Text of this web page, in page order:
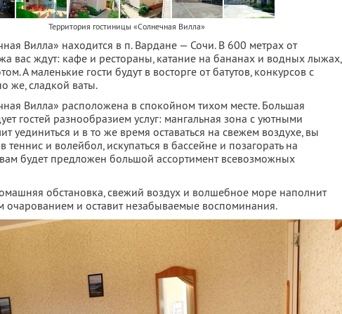
Территория гостиницы «Солнечная Вилла»
Вилла» находится в п. Вардане — Сочи. В 600 метрах от
вас ждут: кафе и рестораны, катание на бананах и водных лыжах,
А маленькие гости будут в восторге от батутов, конкурсов с
же, сладкой ваты.
Вилла» расположена в спокойном тихом месте. Большая
гостей разнообразием услуг: мангальная зона с уютными
уединиться и в то же время оставаться на свежем воздухе, вы
теннис и волейбол, искупаться в бассейне и позагорать на
будет предложен большой ассортимент всевозможных
обстановка, свежий воздух и волшебное море наполнит
и оставит незабываемые воспоминания.